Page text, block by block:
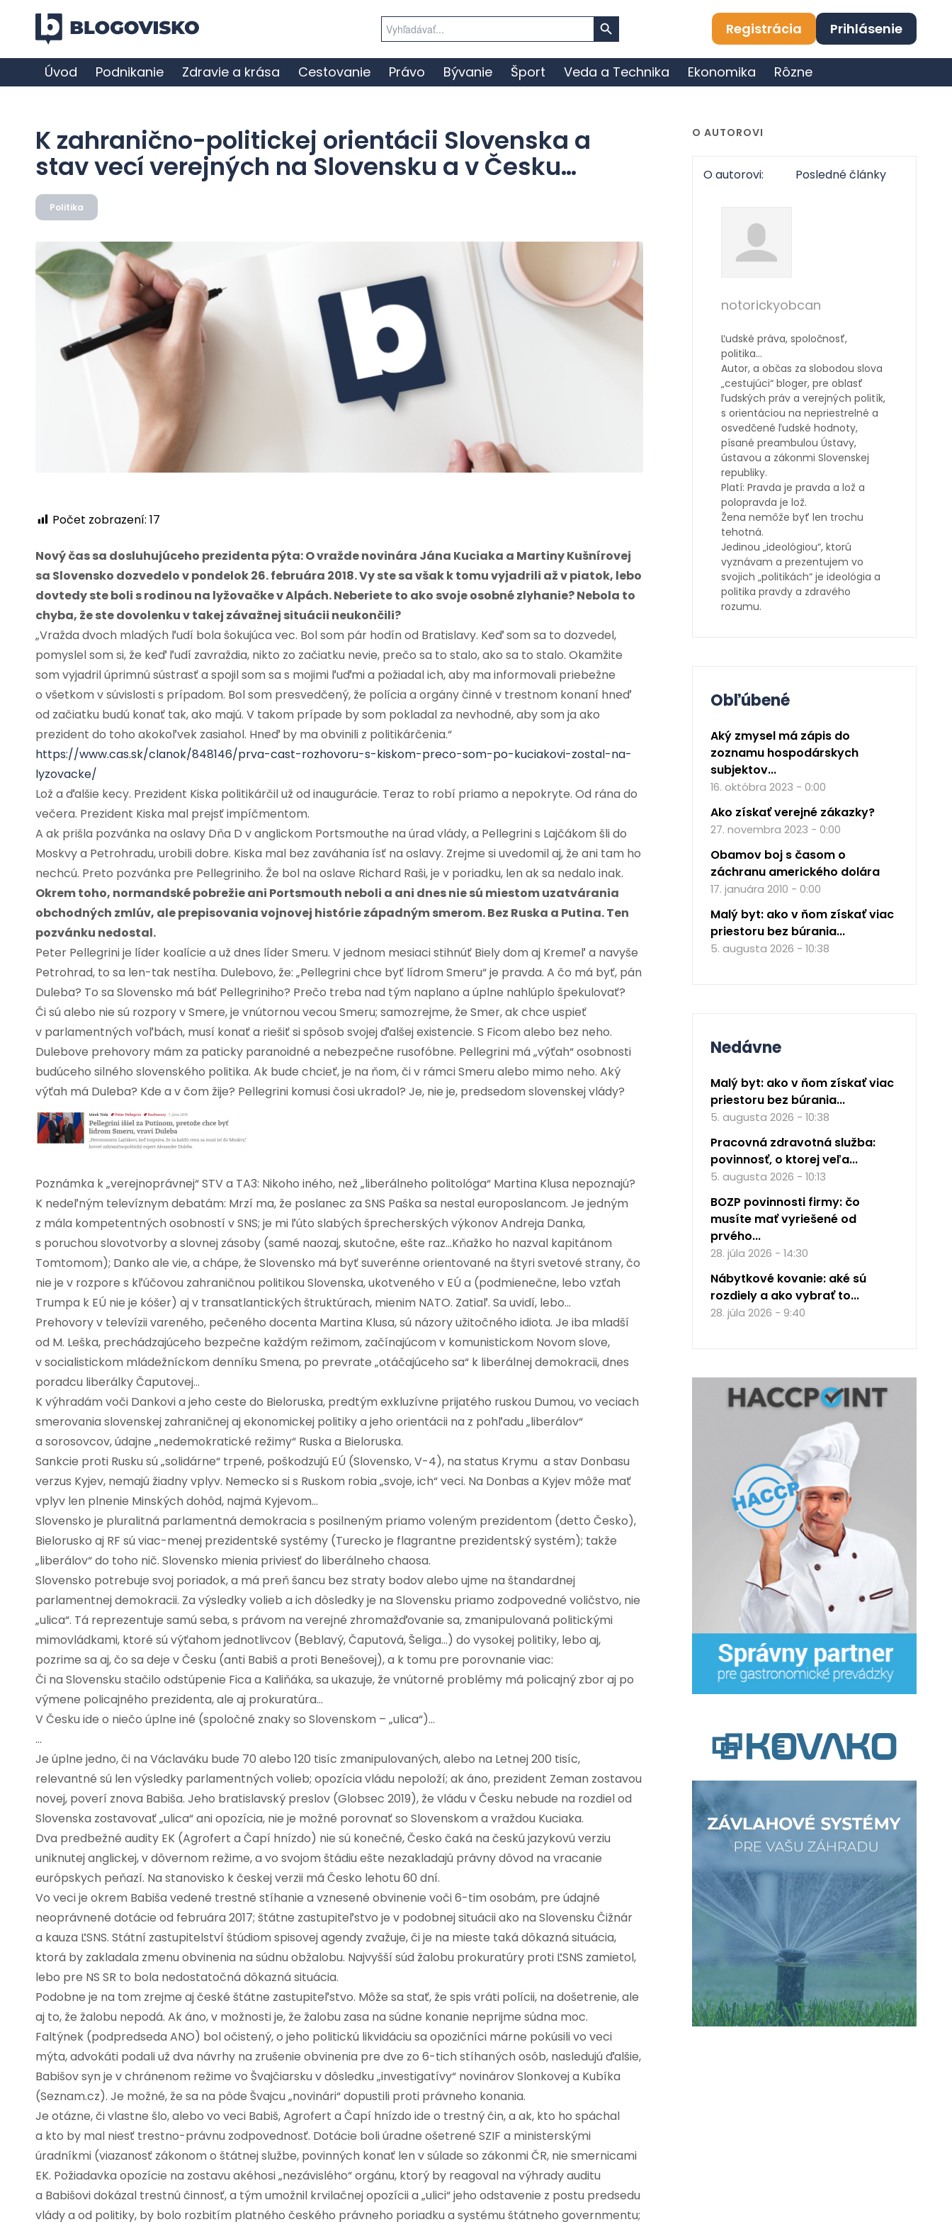
for:
Search Button
Registrácia Prihlásenie
Úvod Podnikanie Zdravie a krása Cestovanie Právo Bývanie Šport Veda a Technika Ekonomika Rôzne
K zahranično-politickej orientácii Slovenska a
stav vecí verejných na Slovensku a v Česku…
Politika
Počet zobrazení: 17
Nový čas sa dosluhujúceho prezidenta pýta: O vražde novinára Jána Kuciaka a Martiny Kušnírovej
sa Slovensko dozvedelo v pondelok 26. februára 2018. Vy ste sa však k tomu vyjadrili až v piatok, lebo
dovtedy ste boli s rodinou na lyžovačke v Alpách. Neberiete to ako svoje osobné zlyhanie? Nebola to
chyba, že ste dovolenku v takej závažnej situácii neukončili?
„Vražda dvoch mladých ľudí bola šokujúca vec. Bol som pár hodín od Bratislavy. Keď som sa to dozvedel,
pomyslel som si, že keď ľudí zavraždia, nikto zo začiatku nevie, prečo sa to stalo, ako sa to stalo. Okamžite
som vyjadril úprimnú sústrasť a spojil som sa s mojimi ľuďmi a požiadal ich, aby ma informovali priebežne
o všetkom v súvislosti s prípadom. Bol som presvedčený, že polícia a orgány činné v trestnom konaní hneď
od začiatku budú konať tak, ako majú. V takom prípade by som pokladal za nevhodné, aby som ja ako
prezident do toho akokoľvek zasiahol. Hneď by ma obvinili z politikárčenia.“
https://www.cas.sk/clanok/848146/prva-cast-rozhovoru-s-kiskom-preco-som-po-kuciakovi-zostal-na-
lyzovacke/
Lož a ďalšie kecy. Prezident Kiska politikárčil už od inaugurácie. Teraz to robí priamo a nepokryte. Od rána do
večera. Prezident Kiska mal prejsť impíčmentom.
A ak prišla pozvánka na oslavy Dňa D v anglickom Portsmouthe na úrad vlády, a Pellegrini s Lajčákom šli do
Moskvy a Petrohradu, urobili dobre. Kiska mal bez zaváhania ísť na oslavy. Zrejme si uvedomil aj, že ani tam ho
nechcú. Preto pozvánka pre Pellegriniho. Že bol na oslave Richard Raši, je v poriadku, len ak sa nedalo inak.
Okrem toho, normandské pobrežie ani Portsmouth neboli a ani dnes nie sú miestom uzatvárania
obchodných zmlúv, ale prepisovania vojnovej histórie západným smerom. Bez Ruska a Putina. Ten
pozvánku nedostal.
Peter Pellegrini je líder koalície a už dnes líder Smeru. V jednom mesiaci stihnúť Biely dom aj Kremeľ a navyše
Petrohrad, to sa len-tak nestíha. Dulebovo, že: „Pellegrini chce byť lídrom Smeru“ je pravda. A čo má byť, pán
Duleba? To sa Slovensko má báť Pellegriniho? Prečo treba nad tým naplano a úplne nahlúplo špekulovať?
Či sú alebo nie sú rozpory v Smere, je vnútornou vecou Smeru; samozrejme, že Smer, ak chce uspieť
v parlamentných voľbách, musí konať a riešiť si spôsob svojej ďalšej existencie. S Ficom alebo bez neho.
Dulebove prehovory mám za paticky paranoidné a nebezpečne rusofóbne. Pellegrini má „výťah“ osobnosti
budúceho silného slovenského politika. Ak bude chcieť, je na ňom, či v rámci Smeru alebo mimo neho. Aký
výťah má Duleba? Kde a v čom žije? Pellegrini komusi čosi ukradol? Je, nie je, predsedom slovenskej vlády?
Poznámka k „verejnoprávnej“ STV a TA3: Nikoho iného, než „liberálneho politológa“ Martina Klusa nepoznajú?
K nedeľným televíznym debatám: Mrzí ma, že poslanec za SNS Paška sa nestal europoslancom. Je jedným
z mála kompetentných osobností v SNS; je mi ľúto slabých šprecherských výkonov Andreja Danka,
s poruchou slovotvorby a slovnej zásoby (samé naozaj, skutočne, ešte raz…Kňažko ho nazval kapitánom
Tomtomom); Danko ale vie, a chápe, že Slovensko má byť suverénne orientované na štyri svetové strany, čo
nie je v rozpore s kľúčovou zahraničnou politikou Slovenska, ukotveného v EÚ a (podmienečne, lebo vzťah
Trumpa k EÚ nie je kóšer) aj v transatlantických štruktúrach, mienim NATO. Zatiaľ. Sa uvidí, lebo…
Prehovory v televízii vareného, pečeného docenta Martina Klusa, sú názory užitočného idiota. Je iba mladší
od M. Leška, prechádzajúceho bezpečne každým režimom, začínajúcom v komunistickom Novom slove,
v socialistickom mládežníckom denníku Smena, po prevrate „otáčajúceho sa“ k liberálnej demokracii, dnes
poradcu liberálky Čaputovej…
K výhradám voči Dankovi a jeho ceste do Bieloruska, predtým exkluzívne prijatého ruskou Dumou, vo veciach
smerovania slovenskej zahraničnej aj ekonomickej politiky a jeho orientácii na z pohľadu „liberálov“
a sorosovcov, údajne „nedemokratické režimy“ Ruska a Bieloruska.
Sankcie proti Rusku sú „solidárne“ trpené, poškodzujú EÚ (Slovensko, V-4), na status Krymu a stav Donbasu
verzus Kyjev, nemajú žiadny vplyv. Nemecko si s Ruskom robia „svoje, ich“ veci. Na Donbas a Kyjev môže mať
vplyv len plnenie Minských dohôd, najmä Kyjevom…
Slovensko je pluralitná parlamentná demokracia s posilneným priamo voleným prezidentom (detto Česko),
Bielorusko aj RF sú viac-menej prezidentské systémy (Turecko je flagrantne prezidentský systém); takže
„liberálov“ do toho nič. Slovensko mienia priviesť do liberálneho chaosa.
Slovensko potrebuje svoj poriadok, a má preň šancu bez straty bodov alebo ujme na štandardnej
parlamentnej demokracii. Za výsledky volieb a ich dôsledky je na Slovensku priamo zodpovedné voličstvo, nie
„ulica“. Tá reprezentuje samú seba, s právom na verejné zhromažďovanie sa, zmanipulovaná politickými
mimovládkami, ktoré sú výťahom jednotlivcov (Beblavý, Čaputová, Šeliga…) do vysokej politiky, lebo aj,
pozrime sa aj, čo sa deje v Česku (anti Babiš a proti Benešovej), a k tomu pre porovnanie viac:
Či na Slovensku stačilo odstúpenie Fica a Kaliňáka, sa ukazuje, že vnútorné problémy má policajný zbor aj po
výmene policajného prezidenta, ale aj prokuratúra…
V Česku ide o niečo úplne iné (spoločné znaky so Slovenskom – „ulica“)…
…
Je úplne jedno, či na Václaváku bude 70 alebo 120 tisíc zmanipulovaných, alebo na Letnej 200 tisíc,
relevantné sú len výsledky parlamentných volieb; opozícia vládu nepoloží; ak áno, prezident Zeman zostavou
novej, poverí znova Babiša. Jeho bratislavský preslov (Globsec 2019), že vládu v Česku nebude na rozdiel od
Slovenska zostavovať „ulica“ ani opozícia, nie je možné porovnať so Slovenskom a vraždou Kuciaka.
Dva predbežné audity EK (Agrofert a Čapí hnízdo) nie sú konečné, Česko čaká na českú jazykovú verziu
uniknutej anglickej, v dôvernom režime, a vo svojom štádiu ešte nezakladajú právny dôvod na vracanie
európskych peňazí. Na stanovisko k českej verzii má Česko lehotu 60 dní.
Vo veci je okrem Babiša vedené trestné stíhanie a vznesené obvinenie voči 6-tim osobám, pre údajné
neoprávnené dotácie od februára 2017; štátne zastupiteľstvo je v podobnej situácii ako na Slovensku Čižnár
a kauza ĽSNS. Státní zastupitelství štúdiom spisovej agendy zvažuje, či je na mieste taká dôkazná situácia,
ktorá by zakladala zmenu obvinenia na súdnu obžalobu. Najvyšší súd žalobu prokuratúry proti ĽSNS zamietol,
lebo pre NS SR to bola nedostatočná dôkazná situácia.
Podobne je na tom zrejme aj české štátne zastupiteľstvo. Môže sa stať, že spis vráti polícii, na došetrenie, ale
aj to, že žalobu nepodá. Ak áno, v možnosti je, že žalobu zasa na súdne konanie neprijme súdna moc.
Faltýnek (podpredseda ANO) bol očistený, o jeho politickú likvidáciu sa opozičníci márne pokúsili vo veci
mýta, advokáti podali už dva návrhy na zrušenie obvinenia pre dve zo 6-tich stíhaných osôb, nasledujú ďalšie,
Babišov syn je v chránenom režime vo Švajčiarsku v dôsledku „investigatívy“ novinárov Slonkovej a Kubíka
(Seznam.cz). Je možné, že sa na pôde Švajcu „novinári“ dopustili proti právneho konania.
Je otázne, či vlastne šlo, alebo vo veci Babiš, Agrofert a Čapí hnízdo ide o trestný čin, a ak, kto ho spáchal
a kto by mal niesť trestno-právnu zodpovednosť. Dotácie boli úradne ošetrené SZIF a ministerskými
úradníkmi (viazanosť zákonom o štátnej službe, povinných konať len v súlade so zákonmi ČR, nie smernicami
EK. Požiadavka opozície na zostavu akéhosi „nezávislého“ orgánu, ktorý by reagoval na výhrady auditu
a Babišovi dokázal trestnú činnosť, a tým umožnil krvilačnej opozícii a „ulici“ jeho odstavenie z postu predsedu
vlády a od politiky, by bolo rozbitím platného českého právneho poriadku a systému štátneho governmentu;
O AUTOROVI
O autorovi: Posledné články
notorickyobcan
Ľudské práva, spoločnosť,
politika…
Autor, a občas za slobodou slova
„cestujúci“ bloger, pre oblasť
ľudských práv a verejných politík,
s orientáciou na nepriestrelné a
osvedčené ľudské hodnoty,
písané preambulou Ústavy,
ústavou a zákonmi Slovenskej
republiky.
Platí: Pravda je pravda a lož a
polopravda je lož.
Žena nemôže byť len trochu
tehotná.
Jedinou „ideológiou“, ktorú
vyznávam a prezentujem vo
svojich „politikách“ je ideológia a
politika pravdy a zdravého
rozumu.
Obľúbené
Aký zmysel má zápis do
zoznamu hospodárskych
subjektov...
16. októbra 2023 - 0:00
Ako získať verejné zákazky?
27. novembra 2023 - 0:00
Obamov boj s časom o
záchranu amerického dolára
17. januára 2010 - 0:00
Malý byt: ako v ňom získať viac
priestoru bez búrania...
5. augusta 2026 - 10:38
Nedávne
Malý byt: ako v ňom získať viac
priestoru bez búrania...
5. augusta 2026 - 10:38
Pracovná zdravotná služba:
povinnosť, o ktorej veľa...
5. augusta 2026 - 10:13
BOZP povinnosti firmy: čo
musíte mať vyriešené od
prvého...
28. júla 2026 - 14:30
Nábytkové kovanie: aké sú
rozdiely a ako vybrať to...
28. júla 2026 - 9:40